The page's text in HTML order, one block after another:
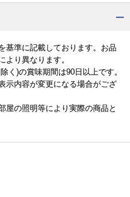
基準に記載しております。お品
より異なります。
く)の賞味期間は90日以上です。
示内容が変更になる場合がござ
の照明等により実際の商品と